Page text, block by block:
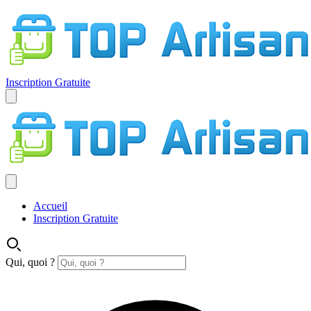
Inscription Gratuite
Accueil
Inscription Gratuite
Qui, quoi ?